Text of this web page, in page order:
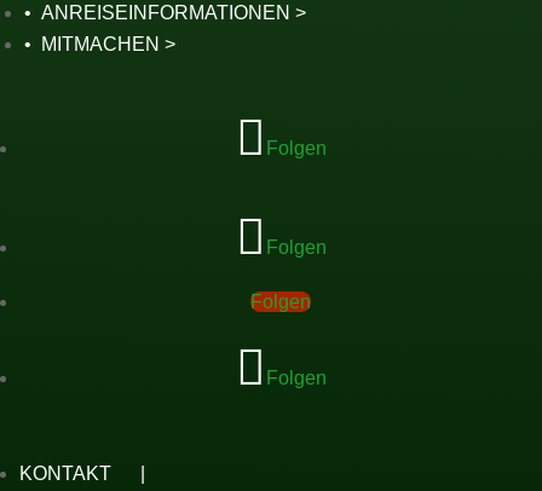
ANREISEINFORMATIONEN
MITMACHEN
Folgen
Folgen
Folgen
Folgen
KONTAKT